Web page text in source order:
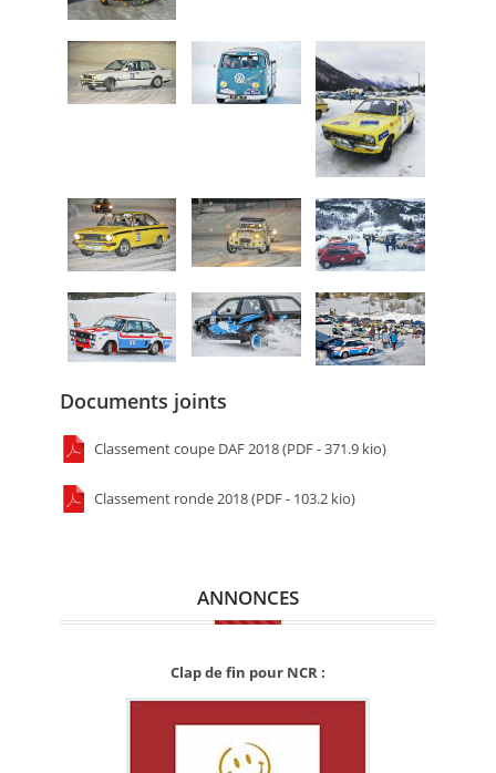
Documents joints
Classement coupe DAF 2018 (PDF - 371.9 kio)
Classement ronde 2018 (PDF - 103.2 kio)
ANNONCES
Clap de fin pour NCR :